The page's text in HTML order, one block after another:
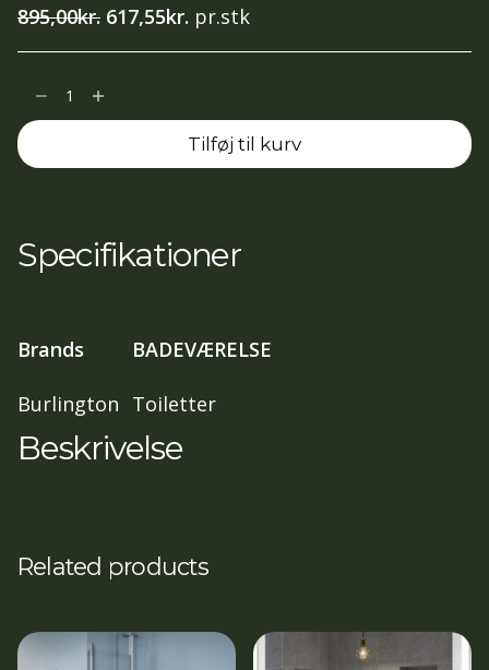
895,00kr. Den
oprindelige
895,00kr..
617,55kr. Den
aktuelle
617,55kr..
pr.stk
Hinges
for
seat
(pair)
Chrome
lev.Tid)
antal
Tilføj til kurv
Specifikationer
Brands BADEVÆRELSE
Burlington Toiletter
Beskrivelse
Related products